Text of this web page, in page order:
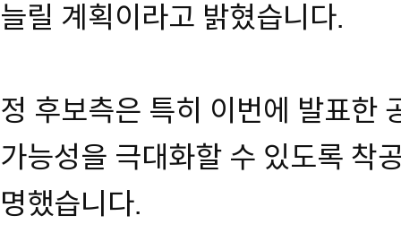
늘릴 계획이라고 밝혔습니다.
정 후보측은 특히 이번에 발표한
가능성을 극대화할 수 있도록 착
명했습니다.